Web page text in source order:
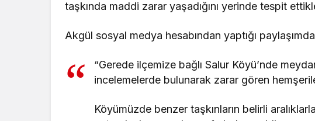
taşkında maddi zarar yaşadığını yerinde tespit
Akgül sosyal medya hesabından yaptığı
“Gerede ilçemize bağlı Salur Köyü’nde
incelemelerde bulunarak zarar gören
Köyümüzde benzer taşkınların belirli